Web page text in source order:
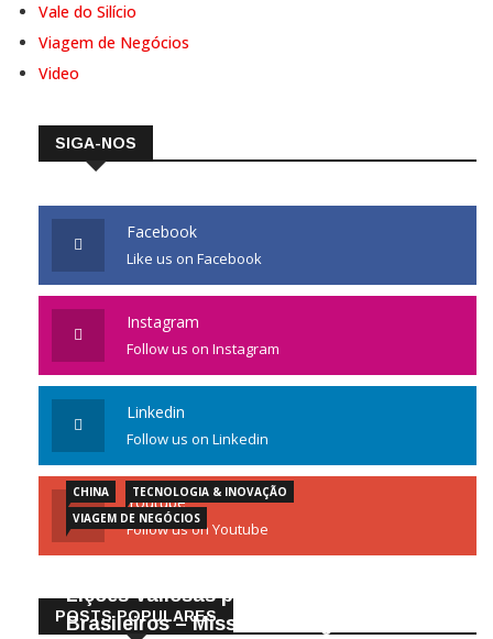
Vale do Silício
Viagem de Negócios
Video
SIGA-NOS
Facebook
Like us on Facebook
Instagram
Follow us on Instagram
Linkedin
Follow us on Linkedin
Youtube
Follow us on Youtube
POSTS POPULARES
CHINA
TECNOLOGIA & INOVAÇÃO
VIAGEM DE NEGÓCIOS
Lições Valiosas para Empresários
Brasileiros – Missão de Negócios China